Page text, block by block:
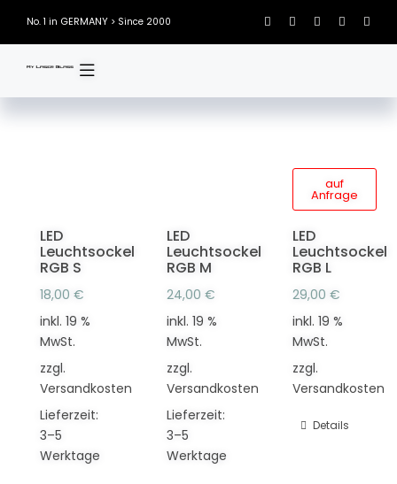
content
No. 1 in GERMANY > Since 2000
LED
Leuchtsockel
RGB S
18,00 €
inkl. 19 %
MwSt.
zzgl.
Versandkosten
Lieferzeit:
3–5
Werktage
LED
Leuchtsockel
RGB M
24,00 €
inkl. 19 %
MwSt.
zzgl.
Versandkosten
Lieferzeit:
3–5
Werktage
auf
Anfrage
LED
Leuchtsockel
RGB L
29,00€
inkl. 19 %
MwSt.
zzgl.
Versandkosten
Details